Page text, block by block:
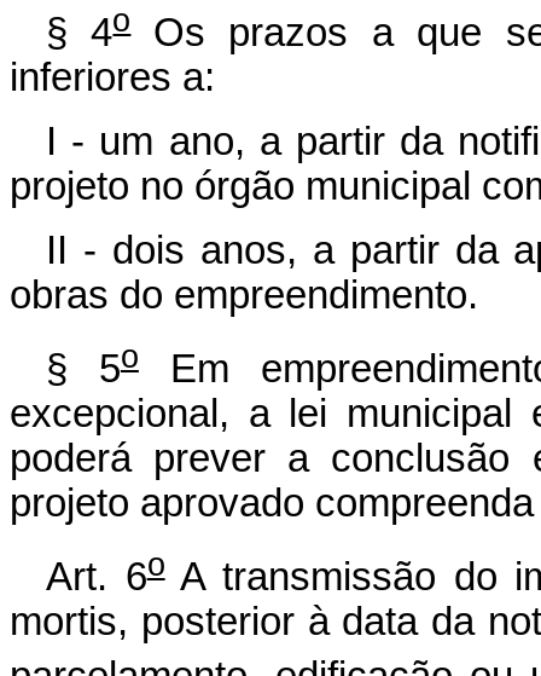
§ 4o
Os prazos a que
inferiores a:
I - um ano, a partir da
projeto no órgão municipal
II - dois anos, a partir da
obras do empreendimento.
§ 5oEm
excepcional, a lei
poderá prever a conclusão
projeto aprovado
Art. 6oA transmissão do
mortis, posterior à data da